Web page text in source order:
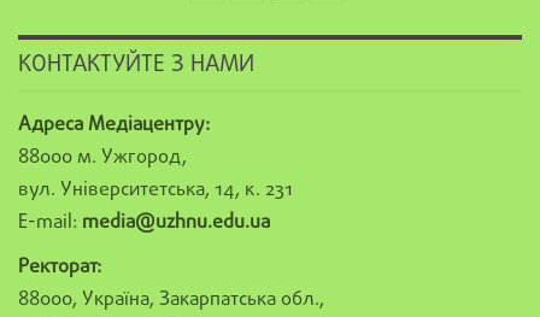
КОНТАКТУЙТЕ З НАМИ
Адреса Медіацентру:
88000 м. Ужгород,
вул. Університетська, 14, к. 231
E-mail: media@uzhnu.edu.ua
Ректорат:
88000, Україна, Закарпатська обл.,